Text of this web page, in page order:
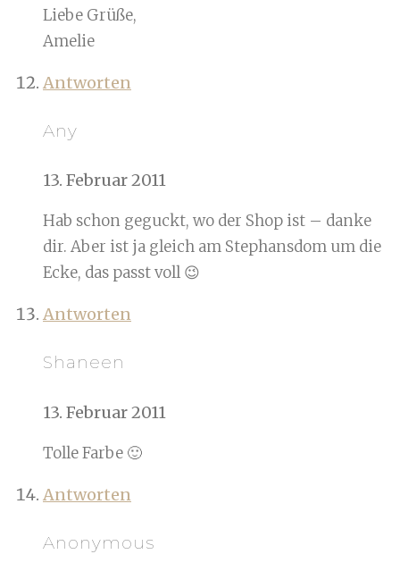
Liebe Grüße,
Amelie
Antworten
Any
13. Februar 2011
Hab schon geguckt, wo der Shop ist – danke
dir. Aber ist ja gleich am Stephansdom um die
Ecke, das passt voll 😉
Antworten
Shaneen
13. Februar 2011
Tolle Farbe 🙂
Antworten
Anonymous